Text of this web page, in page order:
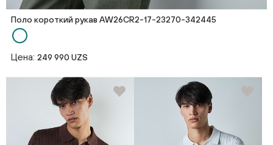
Поло короткий рукав AW26CR2-17-23270-342445
Цена: 249 990 UZS